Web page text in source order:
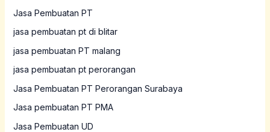
Jasa Pembuatan PT
jasa pembuatan pt di blitar
jasa pembuatan PT malang
jasa pembuatan pt perorangan
Jasa Pembuatan PT Perorangan Surabaya
Jasa pembuatan PT PMA
Jasa Pembuatan UD